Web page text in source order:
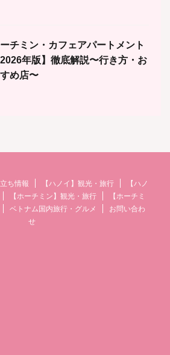
チミン・カフェアパートメント
2026年版】徹底解説〜行き方・お
め店〜
ち情報 【ハノイ】観光・旅行
【ハノ
【ホーチミン】観光・旅行
【ホーチミ
ベトナム国内旅行・グルメ
お問い合わ
せ